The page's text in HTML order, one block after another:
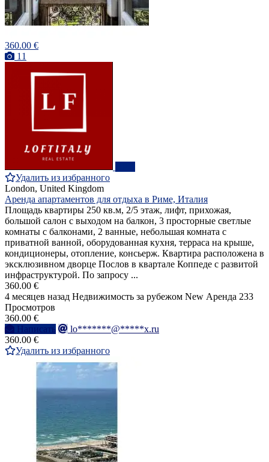
360.00 €
11
Удалить из избранного
London, United Kingdom
Аренда апартаментов для отдыха в Риме, Италия
Площадь квартиры 250 кв.м, 2/5 этаж, лифт, прихожая,
большой салон с выходом на балкон, 3 просторные светлые
комнаты с балконами, 2 ванные, небольшая комната с
приватной ванной, оборудованная кухня, терраса на крыше,
кондиционеры, отопление, консьерж. Квартира расположена в
эксклюзивном дворце Послов в квартале Коппеде с развитой
инфраструктурой. По запросу ...
360.00 €
4 месяцев назад Недвижимость за рубежом New Аренда 233
Просмотров
360.00 €
Написать
lo*******@*****x.ru
360.00 €
Удалить из избранного